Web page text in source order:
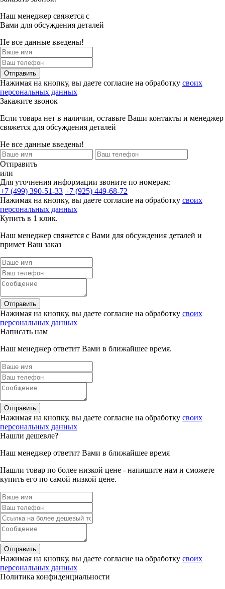
Наш менеджер свяжется с
Вами для обсуждения деталей
Не все данные введены!
Отправить
Нажимая на кнопку, вы даете согласие на обработку своих
персональных данных
Закажите звонок
Если товара нет в наличии, оставьте Ваши контакты и менеджер
свяжется для обсуждения деталей
Не все данные введены!
Отправить
или
Для уточнения информации звоните по номерам:
+7 (499) 390-51-33 +7 (925) 449-68-72
Нажимая на кнопку, вы даете согласие на обработку своих
персональных данных
Купить в 1 клик.
Наш менеджер свяжется с Вами для обсуждения деталей и
примет Ваш заказ
Отправить
Нажимая на кнопку, вы даете согласие на обработку своих
персональных данных
Написать нам
Наш менеджер ответит Вами в ближайшее время.
Отправить
Нажимая на кнопку, вы даете согласие на обработку своих
персональных данных
Нашли дешевле?
Наш менеджер ответит Вами в ближайшее время
Нашли товар по более низкой цене - напишите нам и сможете
купить его по самой низкой цене.
Отправить
Нажимая на кнопку, вы даете согласие на обработку своих
персональных данных
Политика конфиденциальности